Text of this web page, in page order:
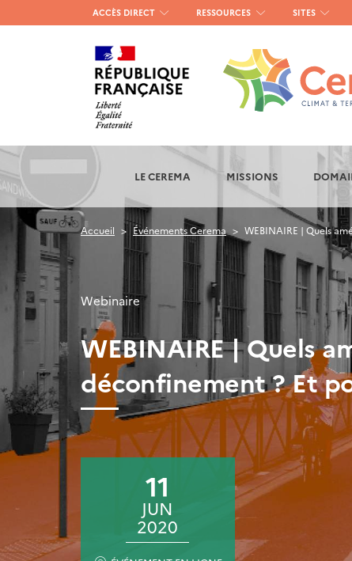
Menu
haut
gauche
ACCÈS DIRECT RESSOURCES SITES
LE CEREMA MISSIONS
Accueil Événements Cerema WEBINAIRE | Quels
Webinaire
WEBINAIRE | Quels
déconfinement ? Et
11
JUN
2020